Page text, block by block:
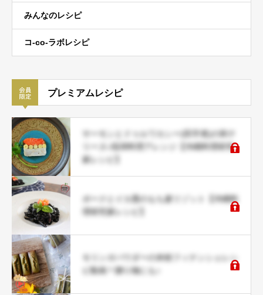
みんなのレシピ
コ-co-ラボレシピ
プレミアムレシピ
サーモンとドゥルワカシー(田芋煮)の和テ
リーヌ♪琉球料理アレンジ【沖縄料理研究
家レシピ】
ポークとイカ墨のもち麦リゾット【沖縄料
理研究家レシピ】
モリンガパウダーの米粉フィナンシェレシ
ピ動画＊贈り物にも♪